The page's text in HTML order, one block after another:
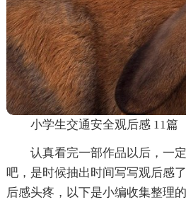
小学生交通安全观后感 11篇
认真看完一部作品以后，一
吧，是时候抽出时间写写观后感
后感头疼，以下是小编收集整理